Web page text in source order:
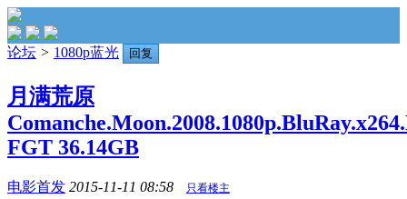
论坛 > 1080p蓝光 回复
月满荒原
FGT 36.14GB
电影首发 2015-11-11 08:58 只看楼主